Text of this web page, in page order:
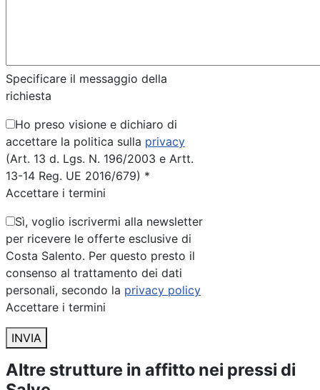
Specificare il messaggio della
richiesta
Ho preso visione e dichiaro di
accettare la politica sulla privacy
(Art. 13 d. Lgs. N. 196/2003 e Artt.
13-14 Reg. UE 2016/679) *
Accettare i termini
Sì, voglio iscrivermi alla newsletter
per ricevere le offerte esclusive di
Costa Salento. Per questo presto il
consenso al trattamento dei dati
personali, secondo la privacy policy
Accettare i termini
INVIA
Altre strutture in affitto nei pressi di